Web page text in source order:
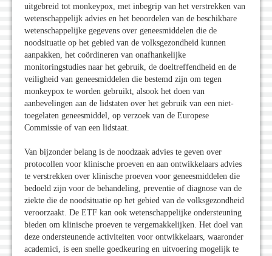
uitgebreid tot monkeypox, met inbegrip van het verstrekken van
wetenschappelijk advies en het beoordelen van de beschikbare
wetenschappelijke gegevens over geneesmiddelen die de
noodsituatie op het gebied van de volksgezondheid kunnen
aanpakken, het coördineren van onafhankelijke
monitoringstudies naar het gebruik, de doeltreffendheid en de
veiligheid van geneesmiddelen die bestemd zijn om tegen
monkeypox te worden gebruikt, alsook het doen van
aanbevelingen aan de lidstaten over het gebruik van een niet-
toegelaten geneesmiddel, op verzoek van de Europese
Commissie of van een lidstaat.
Van bijzonder belang is de noodzaak advies te geven over
protocollen voor klinische proeven en aan ontwikkelaars advies
te verstrekken over klinische proeven voor geneesmiddelen die
bedoeld zijn voor de behandeling, preventie of diagnose van de
ziekte die de noodsituatie op het gebied van de volksgezondheid
veroorzaakt. De ETF kan ook wetenschappelijke ondersteuning
bieden om klinische proeven te vergemakkelijken. Het doel van
deze ondersteunende activiteiten voor ontwikkelaars, waaronder
academici, is een snelle goedkeuring en uitvoering mogelijk te